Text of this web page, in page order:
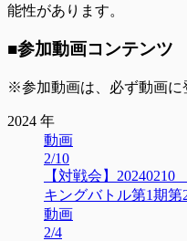
能性があります。
■参加動画コンテンツ
※参加動画は、必ず動画に
2024 年
動画
2/10
【対戦会】
キングバトル第1期第
動画
2/4